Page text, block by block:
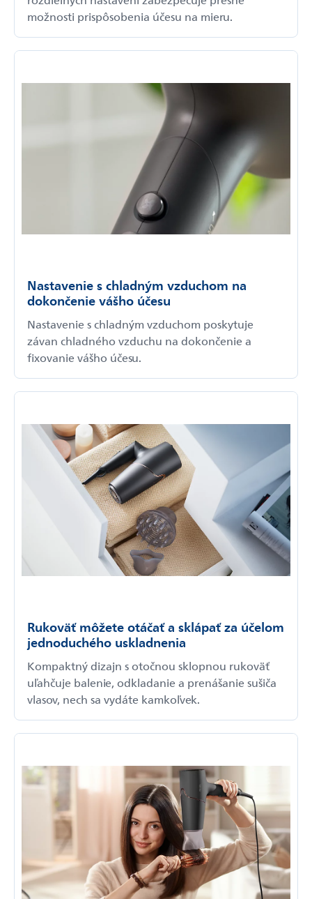
možnosti prispôsobenia účesu na mieru.
Nastavenie s chladným vzduchom na
dokončenie vášho účesu
Nastavenie s chladným vzduchom poskytuje
závan chladného vzduchu na dokončenie a
fixovanie vášho účesu.
Rukoväť môžete otáčať a sklápať za účelom
jednoduchého uskladnenia
Kompaktný dizajn s otočnou sklopnou rukoväť
uľahčuje balenie, odkladanie a prenášanie sušiča
vlasov, nech sa vydáte kamkoľvek.